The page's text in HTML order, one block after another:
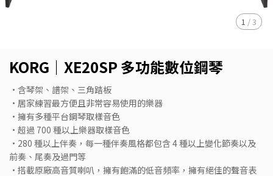
1 /3
KORG｜XE20SP 多功能數位鋼琴
•含琴架、譜架、三角踏板
•居家練習最方便且非常容易使用的樂器
•擁有多種平台鋼琴取樣音色
•超過 700 種以上樂器取樣音色
•280 種以上伴奏，每一種伴奏風格都包含 4 種以上變化節奏以及
前奏、尾奏及過門等
•搭載原廠高音質喇叭，擁有飽滿的低音頻率，擁有絕佳的聲音表